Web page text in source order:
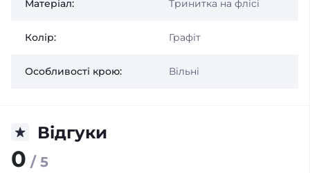
Матеріал: Тринитка на флісі
Колір: Графіт
Особливості крою: Вільні
Відгуки
0 / 5